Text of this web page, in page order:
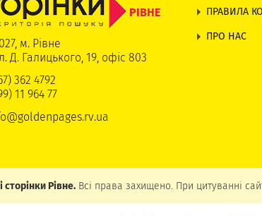
РІВНЕ
м. Рівне
Д. Галицького, 19, офіс 803
362 4792
11 964 77
ПРАВИЛА
ПРО НАС
сторінки Рівне. Всі права захищено. При цитуванні